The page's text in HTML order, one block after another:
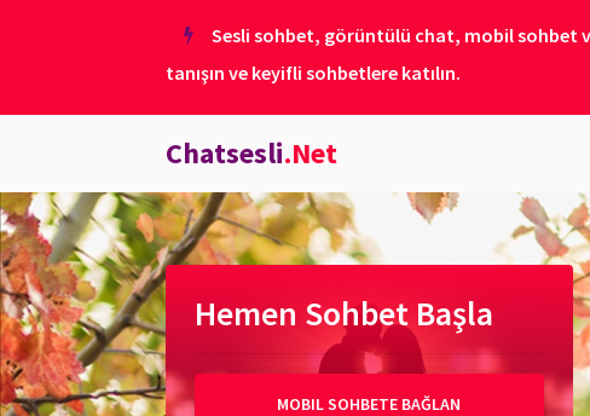
Sesli sohbet, görüntülü chat, mobil sohbet
tanışın ve keyifli sohbetlere katılın.
Chatsesli.Net
Hemen Sohbet Başla
MOBIL SOHBETE BAĞLAN